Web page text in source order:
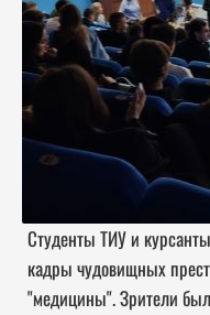
Студенты ТИУ и
кадры чудовищных
"медицины". Зрители